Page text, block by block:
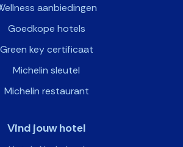
aanbiedingen
Goedkope hotels
Green key certificaat
Michelin sleutel
Michelin restaurant
Vind jouw hotel